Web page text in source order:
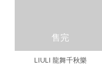
售完
LIULI 龍舞千秋樂